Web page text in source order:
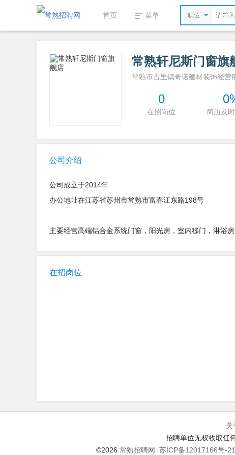
首页 菜单 职位
常熟轩尼斯门窗旗
常熟市古里镇奇诺建材装饰经营
0
在招岗位 简历及
公司介绍
公司成立于2014年
办公地址在江苏省苏州市常熟市富春江东路198号
主要经营高端铝合金系统门窗，阳光房，室内移门，淋浴
在招岗位
关
招聘单位无权收取任
©2026 常熟招聘网 苏ICP备12017166号-21